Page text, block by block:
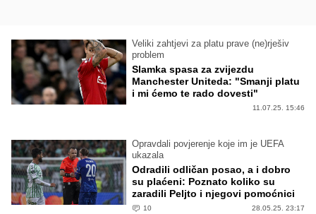
Veliki zahtjevi za platu prave (ne)rješiv
problem
Slamka spasa za zvijezdu
Manchester Uniteda: "Smanji platu
i mi ćemo te rado dovesti"
11.07.25. 15:46
Opravdali povjerenje koje im je UEFA
ukazala
Odradili odličan posao, a i dobro
su plaćeni: Poznato koliko su
zaradili Peljto i njegovi pomoćnici
10 28.05.25. 23:17